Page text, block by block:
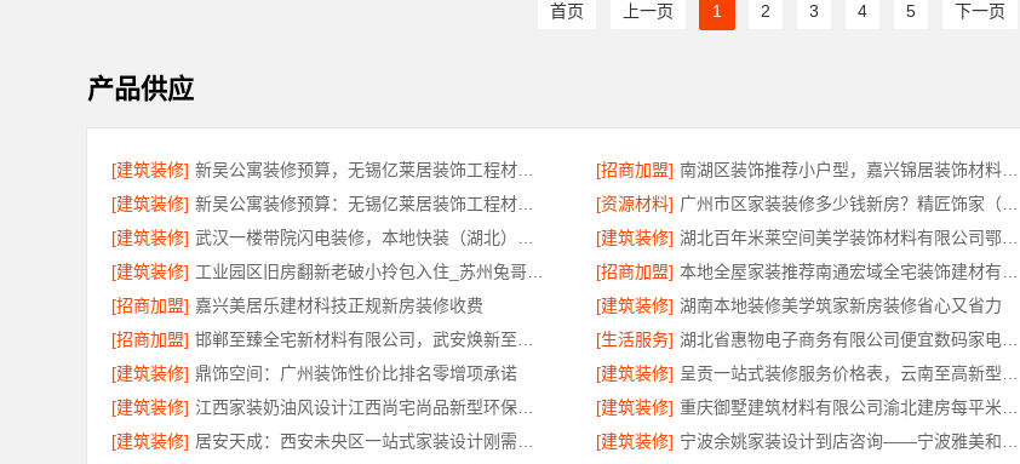
首页 上一页 1 2 3 4 5 下一页
产品供应
[建筑装修] [招商加盟]
[建筑装修]
[资源材料]
[建筑装修]
[建筑装修]
[建筑装修]
[招商加盟]
[招商加盟] 嘉兴美居乐建材科技正规新房装修收费 [建筑装修] 湖南本地装修美学筑家新房装修省心又省力
[招商加盟]
[生活服务]
[建筑装修] 鼎饰空间：广州装饰性价比排名零增项承诺 [建筑装修]
[建筑装修]
[建筑装修]
[建筑装修]
[建筑装修]